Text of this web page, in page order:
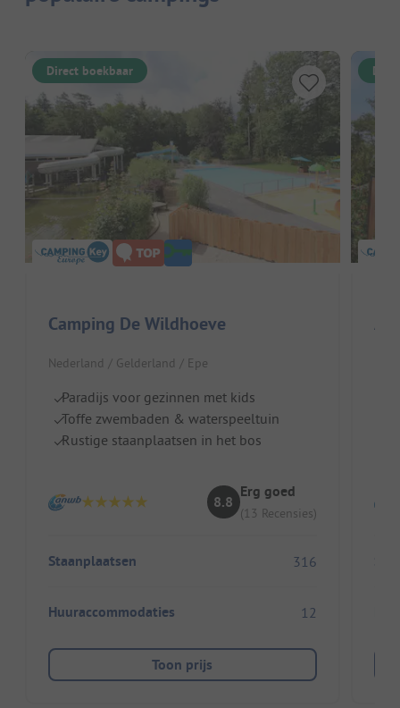
Direct boekbaar
Camping De Wildhoeve
Nederland / Gelderland / Epe
Paradijs voor gezinnen met kids
Toffe zwembaden & waterspeeltuin
Rustige staanplaatsen in het bos
8.8
Erg goed
(13 Recensies)
Staanplaatsen 316
Huuraccommodaties 12
Toon prijs